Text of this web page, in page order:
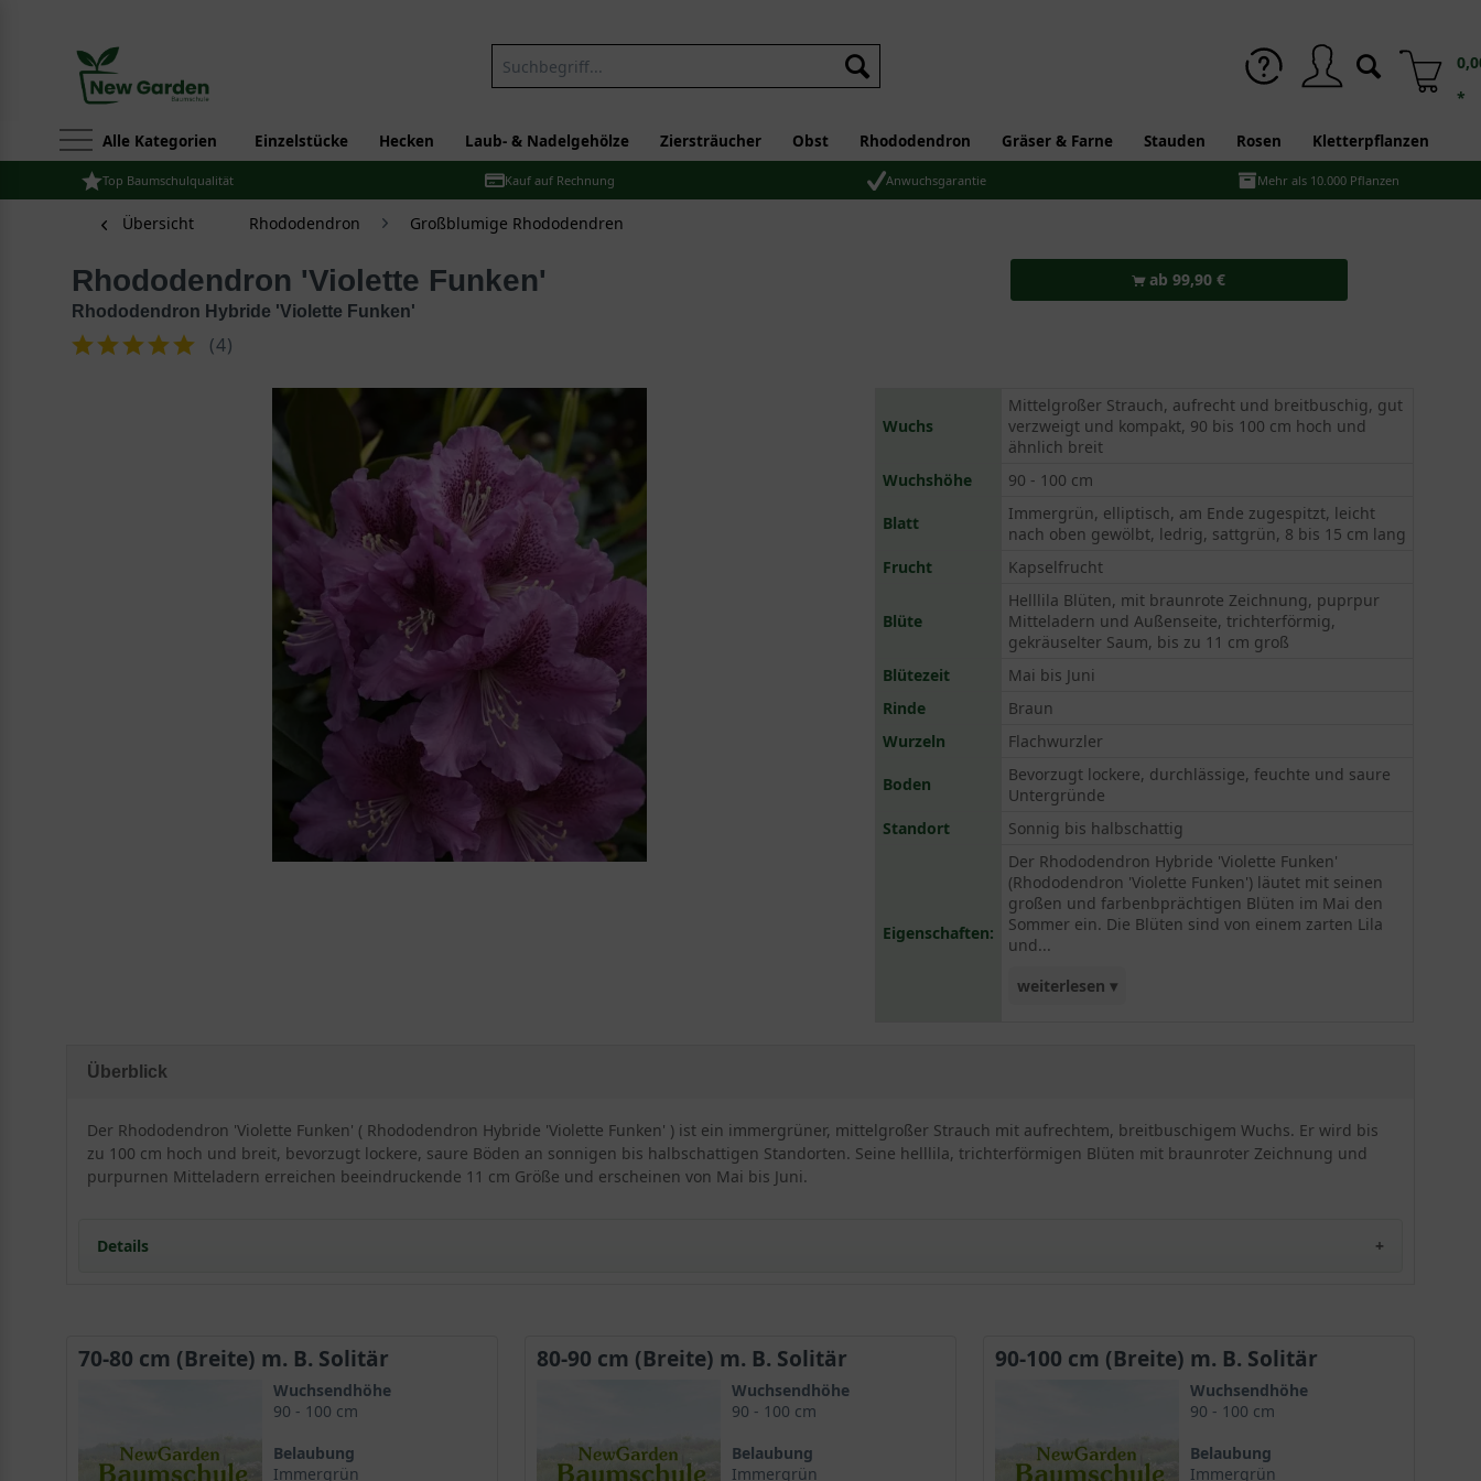
*
Alle Kategorien Einzelstücke Hecken Laub- & Nadelgehölze Ziersträucher Obst Rhododendron Gräser & Farne Stauden Rosen Kletterpflanzen
Top Baumschulqualität Kauf auf Rechnung Anwuchsgarantie Mehr als 10.000 Pflanzen
Übersicht Rhododendron Großblumige Rhododendren
Rhododendron 'Violette Funken'
Rhododendron Hybride 'Violette Funken'
(4)
ab 99,90 €
Wuchs
Mittelgroßer Strauch, aufrecht und breitbuschig, gut
verzweigt und kompakt, 90 bis 100 cm hoch und
ähnlich breit
Wuchshöhe
90 - 100 cm
Blatt
Immergrün, elliptisch, am Ende zugespitzt, leicht
nach oben gewölbt, ledrig, sattgrün, 8 bis 15 cm lang
Frucht
Kapselfrucht
Blüte
Helllila Blüten, mit braunrote Zeichnung, puprpur
Mitteladern und Außenseite, trichterförmig,
gekräuselter Saum, bis zu 11 cm groß
Blütezeit
Mai bis Juni
Rinde
Braun
Wurzeln
Flachwurzler
Boden
Bevorzugt lockere, durchlässige, feuchte und saure
Untergründe
Standort
Sonnig bis halbschattig
Eigenschaften:
Der Rhododendron Hybride 'Violette Funken'
(Rhododendron 'Violette Funken') läutet mit seinen
großen und farbenbprächtigen Blüten im Mai den
Sommer ein. Die Blüten sind von einem zarten Lila
und...
weiterlesen ▾
11 cm groß und zeigen sich stets weitgeöffnet. Sie
sind echter Eyecatcher in jedem Garten. Gerade
auf dem tiefgrünen Blattwerk wirken die hellen
Überblick
Der Rhododendron 'Violette Funken' ( Rhododendron Hybride 'Violette Funken' ) ist ein immergrüner, mittelgroßer Strauch mit aufrechtem, breitbuschigem Wuchs. Er wird bis
zu 100 cm hoch und breit, bevorzugt lockere, saure Böden an sonnigen bis halbschattigen Standorten. Seine helllila, trichterförmigen Blüten mit braunroter Zeichnung und
purpurnen Mitteladern erreichen beeindruckende 11 cm Größe und erscheinen von Mai bis Juni.
Details
Der Rhododendron Hybride 'Violette Funken', auch bekannt als Rhododendron 'Violette Funken', ist eine besondere Sorte der Rhododendron-Pflanzenfamilie. Diese Sorte
zeichnet sich durch ihre wunderschönen violetten Blüten mit braunroter Zeichnung aus, die im Frühling und Frühsommer in voller Blüte stehen. Der 'Violette Funken' ist eine
70-80 cm (Breite) m. B. Solitär
Wuchsendhöhe
90 - 100 cm
Belaubung
Immergrün
80-90 cm (Breite) m. B. Solitär
Wuchsendhöhe
90 - 100 cm
Belaubung
Immergrün
90-100 cm (Breite) m. B. Solitär
Wuchsendhöhe
90 - 100 cm
Belaubung
Immergrün